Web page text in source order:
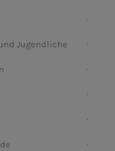
Jugendliche